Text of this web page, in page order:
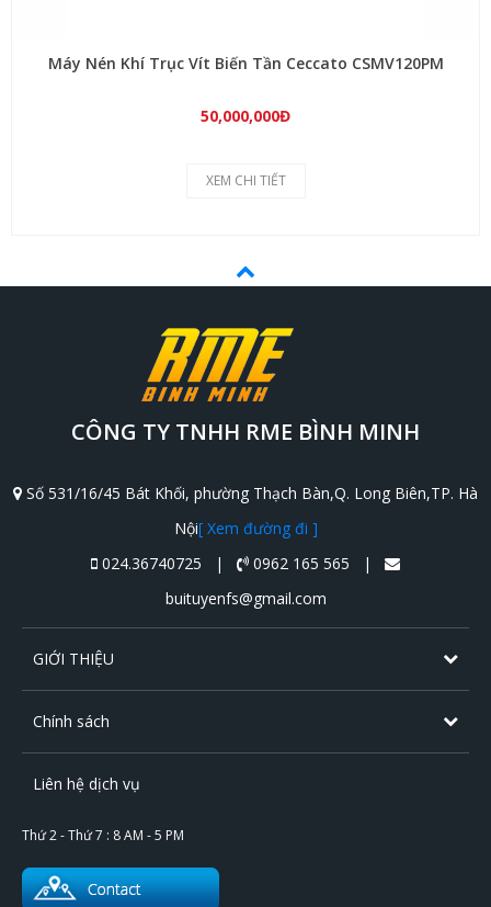
Máy Nén Khí Trục Vít Biến Tần Ceccato CSMV120PM
50,000,000Đ
XEM CHI TIẾT
CÔNG TY TNHH RME BÌNH MINH
Số 531/16/45 Bát Khối, phường Thạch Bàn,Q. Long Biên,TP. Hà
Nội[ Xem đường đi ]
024.36740725 |
0962 165 565 |
buituyenfs@gmail.com
GIỚI THIỆU
Chính sách
Liên hệ dịch vụ
Thứ 2 - Thứ 7 : 8 AM - 5 PM